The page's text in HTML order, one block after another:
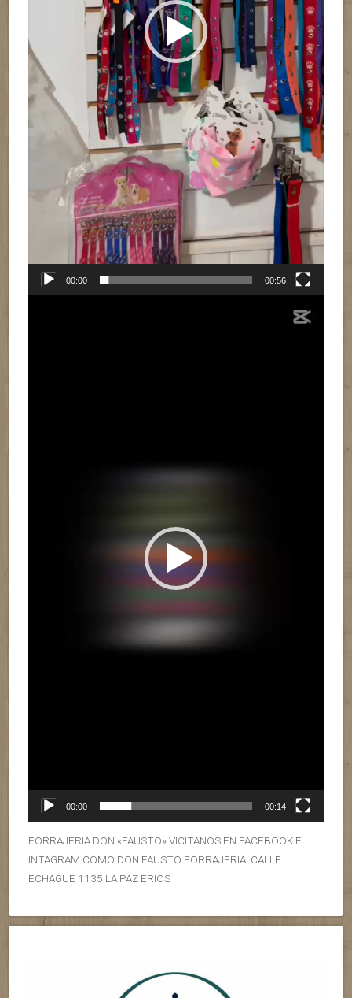
00:00 00:56
00:00 00:14
FORRAJERIA DON «FAUSTO» VICITANOS EN FACEBOOK E
INTAGRAM COMO DON FAUSTO FORRAJERIA. CALLE
ECHAGUE 1135 LA PAZ ERIOS